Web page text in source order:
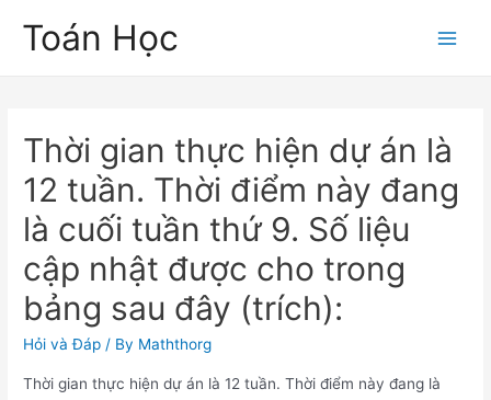
Toán Học
Thời gian thực hiện dự án là
12 tuần. Thời điểm này đang
là cuối tuần thứ 9. Số liệu
cập nhật được cho trong
bảng sau đây (trích):
Hỏi và Đáp / By Maththorg
Thời gian thực hiện dự án là 12 tuần. Thời điểm này đang là